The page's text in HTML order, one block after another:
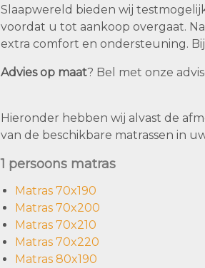
Slaapwereld bieden wij
voordat u tot aankoop overgaat.
extra comfort en ondersteuning.
Advies op maat? Bel met onze
Hieronder hebben wij alvast de
van de beschikbare matrassen in
1 persoons matras
Matras 70x190
Matras 70x200
Matras 70x210
Matras 70x220
Matras 80x190